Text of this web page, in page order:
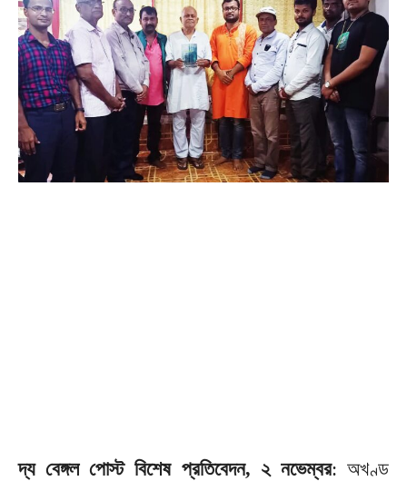
দ্য বেঙ্গল পোস্ট বিশেষ প্রতিবেদন, ২ নভেম্বর: অখণ্ড